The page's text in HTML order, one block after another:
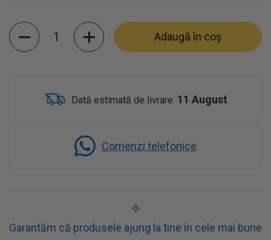
Cantitate
Adaugă în coș
Dată estimată de livrare: 11 August
Comenzi telefonice
Garantăm că produsele ajung la tine în cele mai bune